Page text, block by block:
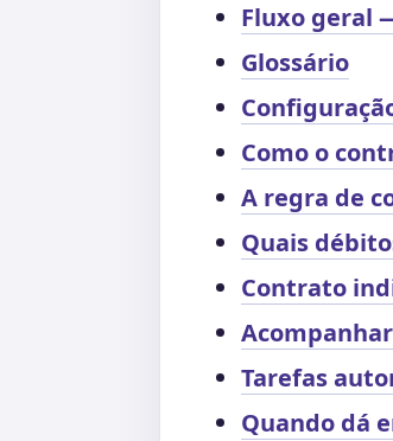
Fluxo geral
Glossário
Como o
A regra de
Quais
Contrato
Tarefas
Quando dá